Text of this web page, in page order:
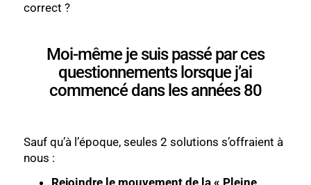
correct ?
Moi-même je suis passé par ces
questionnements lorsque j’ai
commencé dans les années 80
Sauf qu’à l’époque, seules 2 solutions s’offraient à
nous :
Rejoindre le mouvement de la « Pleine